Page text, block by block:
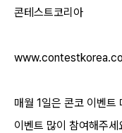
콘테스트코리아
매월 1일은 콘코 이벤트
이벤트 많이 참여해주세